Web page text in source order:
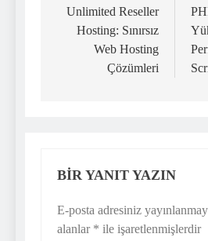
gezinmesi
Unlimited Reseller
Hosting: Sınırsız
Web Hosting
Çözümleri
BIR YANIT YAZIN
E-posta adresiniz
alanlar * ile işaretlenmişlerdir